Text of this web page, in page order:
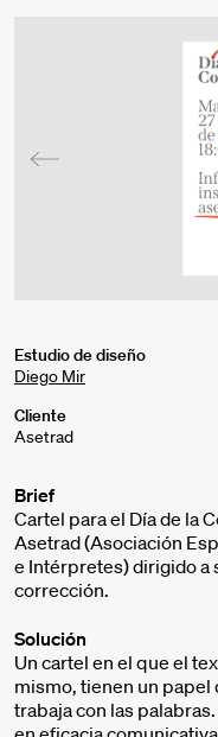
Estudio de diseño
Diego Mir
Cliente
Asetrad
Brief
Cartel para el Día de la
Asetrad (Asociación
e Intérpretes) dirigido a
corrección.
Solución
Un cartel en el que el
mismo, tienen un
trabaja con las